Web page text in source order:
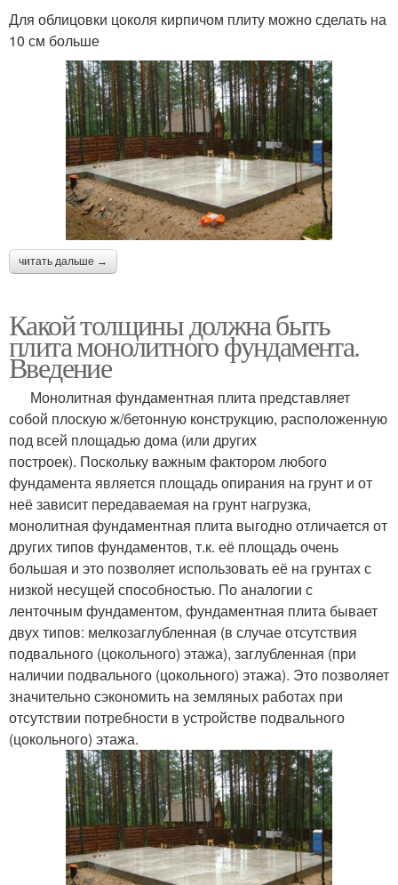
Для облицовки цоколя кирпичом плиту можно сделать на
10 см больше
читать дальше →
Какой толщины должна быть
плита монолитного фундамента.
Введение
Монолитная фундаментная плита представляет
собой плоскую ж/бетонную конструкцию, расположенную
под всей площадью дома (или других
построек). Поскольку важным фактором любого
фундамента является площадь опирания на грунт и от
неё зависит передаваемая на грунт нагрузка,
монолитная фундаментная плита выгодно отличается от
других типов фундаментов, т.к. её площадь очень
большая и это позволяет использовать её на грунтах с
низкой несущей способностью. По аналогии с
ленточным фундаментом, фундаментная плита бывает
двух типов: мелкозаглубленная (в случае отсутствия
подвального (цокольного) этажа), заглубленная (при
наличии подвального (цокольного) этажа). Это позволяет
значительно сэкономить на земляных работах при
отсутствии потребности в устройстве подвального
(цокольного) этажа.